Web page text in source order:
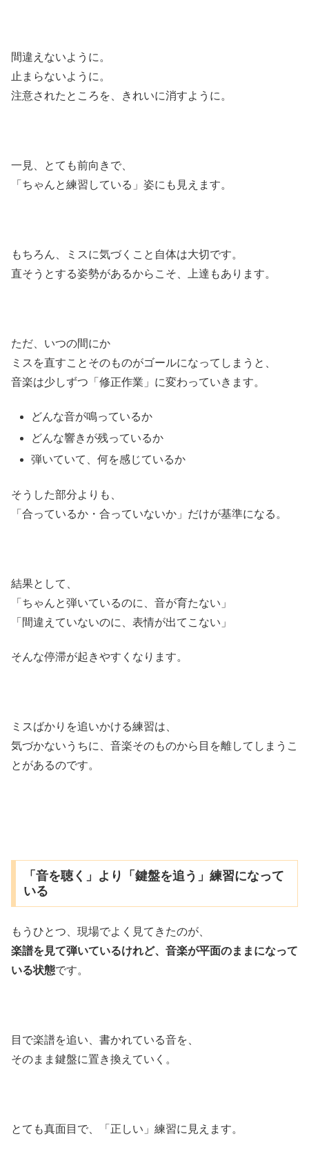
間違えないように。
止まらないように。
注意されたところを、きれいに消すように。
一見、とても前向きで、
「ちゃんと練習している」姿にも見えます。
もちろん、ミスに気づくこと自体は大切です。
直そうとする姿勢があるからこそ、上達もあります。
ただ、いつの間にか
ミスを直すことそのものがゴールになってしまうと、
音楽は少しずつ「修正作業」に変わっていきます。
どんな音が鳴っているか
どんな響きが残っているか
弾いていて、何を感じているか
そうした部分よりも、
「合っているか・合っていないか」だけが基準になる。
結果として、
「ちゃんと弾いているのに、音が育たない」
「間違えていないのに、表情が出てこない」
そんな停滞が起きやすくなります。
ミスばかりを追いかける練習は、
気づかないうちに、音楽そのものから目を離してしまうこ
とがあるのです。
「音を聴く」より「鍵盤を追う」練習になって
いる
もうひとつ、現場でよく見てきたのが、
楽譜を見て弾いているけれど、音楽が平面のままになって
いる状態です。
目で楽譜を追い、書かれている音を、
そのまま鍵盤に置き換えていく。
とても真面目で、「正しい」練習に見えます。